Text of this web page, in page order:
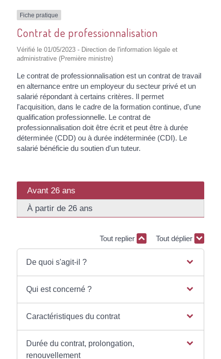
Fiche pratique
Contrat de professionnalisation
Vérifié le 01/05/2023 - Direction de l'information légale et
administrative (Première ministre)
Le contrat de professionnalisation est un contrat de travail
en alternance entre un employeur du secteur privé et un
salarié répondant à certains critères. Il permet
l'acquisition, dans le cadre de la formation continue, d'une
qualification professionnelle. Le contrat de
professionnalisation doit être écrit et peut être à durée
déterminée (CDD) ou à durée indéterminée (CDI). Le
salarié bénéficie du soutien d'un tuteur.
Avant 26 ans
À partir de 26 ans
Tout replier Tout déplier
De quoi s'agit-il ?
Qui est concerné ?
Caractéristiques du contrat
Durée du contrat, prolongation,
renouvellement